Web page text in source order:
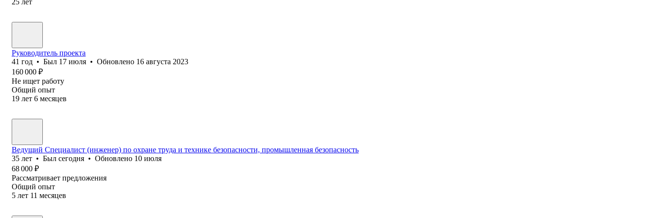
Руководитель проекта
41 год • Был 17 июля • Обновлено 16 августа 2023
160 000 ₽
Не ищет работу
Общий опыт
19 лет 6 месяцев
Ведущий Специалист (инженер) по охране труда и технике безопасности, промышленная безопасность
35 лет • Был сегодня • Обновлено 10 июля
68 000 ₽
Рассматривает предложения
Общий опыт
5 лет 11 месяцев